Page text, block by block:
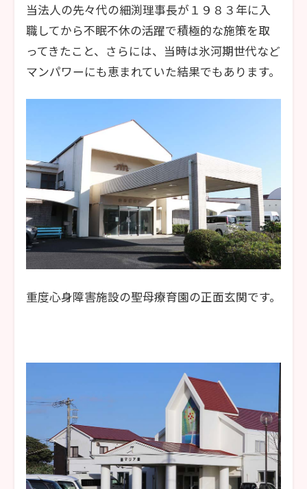
当法人の先々代の細渕理事長が１９８３年に入
職してから不眠不休の活躍で積極的な施策を取
ってきたこと、さらには、当時は氷河期世代など
マンパワーにも恵まれていた結果でもあります。
重度心身障害施設の聖母療育園の正面玄関です。